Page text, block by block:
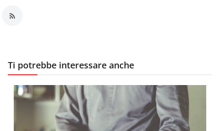
Ti potrebbe interessare anche